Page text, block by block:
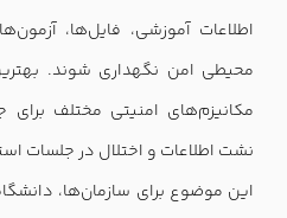
اطلاعات آموزشی، فایل‌ها،
محیطی امن نگهداری شوند.
مکانیزم‌های امنیتی مختلف برای
نشت اطلاعات و اختلال در جلسات
این موضوع برای سازمان‌ها،